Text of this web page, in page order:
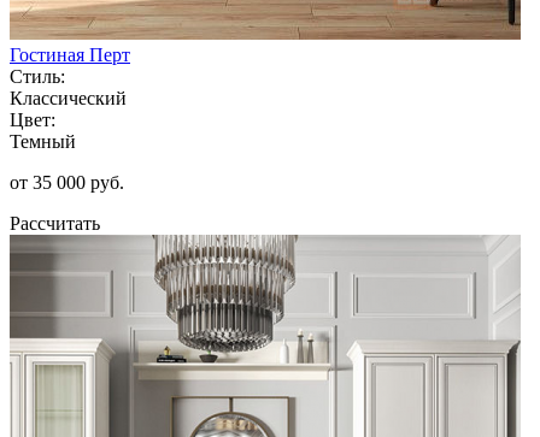
Гостиная Перт
Стиль:
Классический
Цвет:
Темный
от 35 000 руб.
Рассчитать